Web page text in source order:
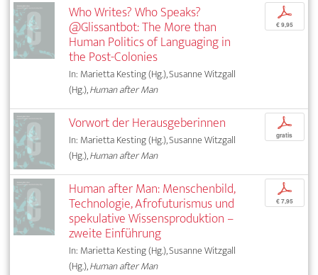
Who Writes? Who Speaks?
@Glissantbot: The More than
Human Politics of Languaging in
the Post-Colonies
In: Marietta Kesting (Hg.), Susanne Witzgall
(Hg.),Human after Man
p
€ 9,95
Vorwort der Herausgeberinnen
In: Marietta Kesting (Hg.), Susanne Witzgall
(Hg.),Human after Man
p
gratis
Human after Man: Menschenbild,
Technologie, Afrofuturismus und
spekulative Wissensproduktion –
zweite Einführung
In: Marietta Kesting (Hg.), Susanne Witzgall
(Hg.),Human after Man
p
€ 7,95